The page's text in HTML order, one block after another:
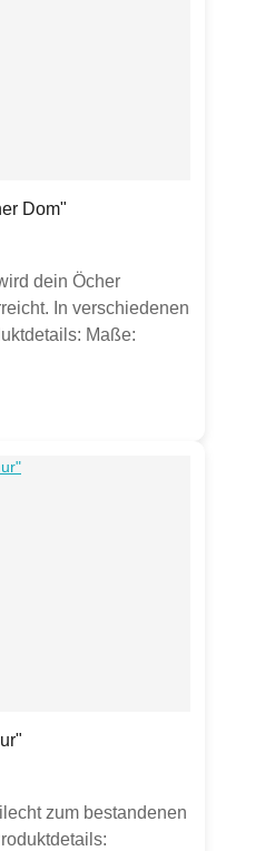
Dom"
dein Öcher
In verschiedenen
Maße:
2 kurze
zum bestandenen